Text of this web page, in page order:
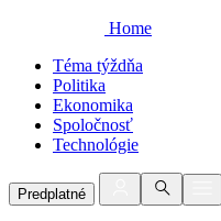
Home
Téma týždňa
Politika
Ekonomika
Spoločnosť
Technológie
Predplatné